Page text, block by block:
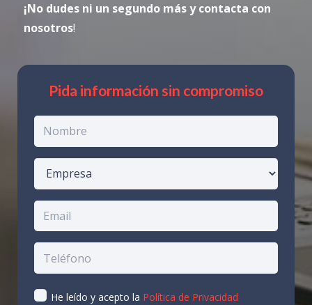
¡No dudes ni un segundo más y contacta con
nosotros!
Pida información sin compromiso
He leído y acepto la Política de Privacidad